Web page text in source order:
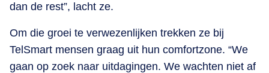
dan de rest”, lacht ze.
Om die groei te verwezenlijken trekken ze bij
TelSmart mensen graag uit hun comfortzone. “We
gaan op zoek naar uitdagingen. We wachten niet af